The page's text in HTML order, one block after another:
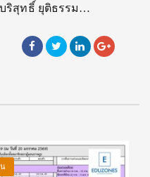
บริสุทธิ์ ยุติธรรม…